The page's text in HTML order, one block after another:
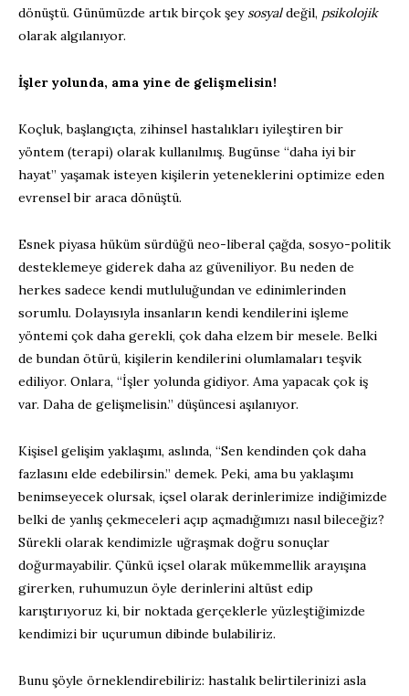
dönüştü. Günümüzde artık birçok şey sosyaldeğil, psikolojik
olarak algılanıyor.
İşler yolunda, ama yine de gelişmelisin!
Koçluk, başlangıçta, zihinsel hastalıkları iyileştiren bir
yöntem (terapi) olarak kullanılmış. Bugünse “daha iyi bir
hayat” yaşamak isteyen kişilerin yeteneklerini optimize eden
evrensel bir araca dönüştü.
Esnek piyasa hüküm sürdüğü neo-liberal çağda, sosyo-politik
desteklemeye giderek daha az güveniliyor. Bu neden de
herkes sadece kendi mutluluğundan ve edinimlerinden
sorumlu. Dolayısıyla insanların kendi kendilerini işleme
yöntemi çok daha gerekli, çok daha elzem bir mesele. Belki
de bundan ötürü, kişilerin kendilerini olumlamaları teşvik
ediliyor. Onlara, “İşler yolunda gidiyor. Ama yapacak çok iş
var. Daha de gelişmelisin.” düşüncesi aşılanıyor.
Kişisel gelişim yaklaşımı, aslında, “Sen kendinden çok daha
fazlasını elde edebilirsin.” demek. Peki, ama bu yaklaşımı
benimseyecek olursak, içsel olarak derinlerimize indiğimizde
belki de yanlış çekmeceleri açıp açmadığımızı nasıl bileceğiz?
Sürekli olarak kendimizle uğraşmak doğru sonuçlar
doğurmayabilir. Çünkü içsel olarak mükemmellik arayışına
girerken, ruhumuzun öyle derinlerini altüst edip
karıştırıyoruz ki, bir noktada gerçeklerle yüzleştiğimizde
kendimizi bir uçurumun dibinde bulabiliriz.
Bunu şöyle örneklendirebiliriz: hastalık belirtilerinizi asla